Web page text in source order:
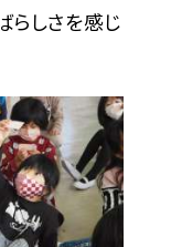
しさを感じ